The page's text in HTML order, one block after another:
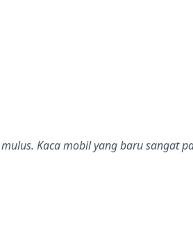
Kaca mobil yang baru sangat